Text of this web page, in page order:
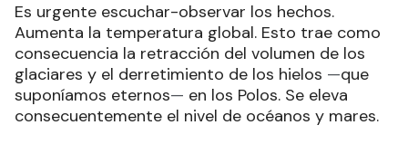
Es urgente escuchar-observar los hechos.
Aumenta la temperatura global. Esto trae como
consecuencia la retracción del volumen de los
glaciares y el derretimiento de los hielos —que
suponíamos eternos— en los Polos. Se eleva
consecuentemente el nivel de océanos y mares.